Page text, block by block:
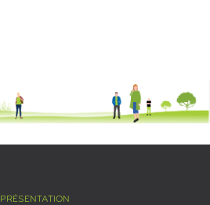
PRÉSENTATION